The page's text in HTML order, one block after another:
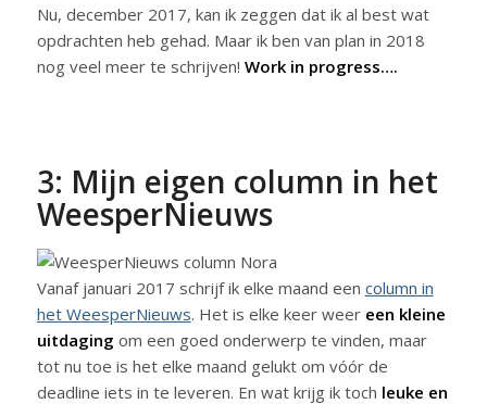
Nu, december 2017, kan ik zeggen dat ik al best wat
opdrachten heb gehad. Maar ik ben van plan in 2018
nog veel meer te schrijven! Work in progress….
3: Mijn eigen column in het
WeesperNieuws
Vanaf januari 2017 schrijf ik elke maand een column in
het WeesperNieuws. Het is elke keer weer een kleine
uitdaging om een goed onderwerp te vinden, maar
tot nu toe is het elke maand gelukt om vóór de
deadline iets in te leveren. En wat krijg ik toch leuke en